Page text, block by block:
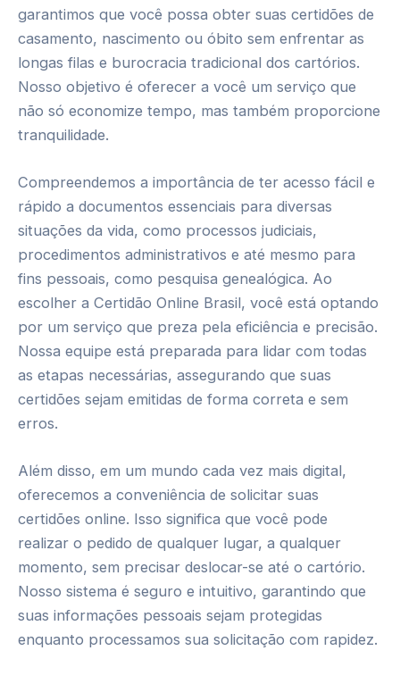
garantimos que você possa obter suas certidões de
casamento, nascimento ou óbito sem enfrentar as
longas filas e burocracia tradicional dos cartórios.
Nosso objetivo é oferecer a você um serviço que
não só economize tempo, mas também proporcione
tranquilidade.
Compreendemos a importância de ter acesso fácil e
rápido a documentos essenciais para diversas
situações da vida, como processos judiciais,
procedimentos administrativos e até mesmo para
fins pessoais, como pesquisa genealógica. Ao
escolher a Certidão Online Brasil, você está optando
por um serviço que preza pela eficiência e precisão.
Nossa equipe está preparada para lidar com todas
as etapas necessárias, assegurando que suas
certidões sejam emitidas de forma correta e sem
erros.
Além disso, em um mundo cada vez mais digital,
oferecemos a conveniência de solicitar suas
certidões online. Isso significa que você pode
realizar o pedido de qualquer lugar, a qualquer
momento, sem precisar deslocar-se até o cartório.
Nosso sistema é seguro e intuitivo, garantindo que
suas informações pessoais sejam protegidas
enquanto processamos sua solicitação com rapidez.